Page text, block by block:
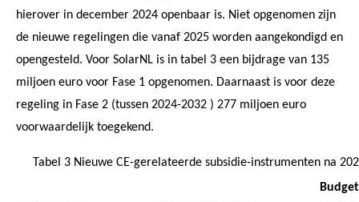
hierover in december 2024 openbaar is. Niet opgenomen zijn
de nieuwe regelingen die vanaf 2025 worden aangekondigd en
opengesteld. Voor SolarNL is in tabel 3 een bijdrage van 135
miljoen euro voor Fase 1 opgenomen. Daarnaast is voor deze
regeling in Fase 2 (tussen 2024-2032 ) 277 miljoen euro
voorwaardelijk toegekend.
Tabel 3 Nieuwe CE-gerelateerde subsidie-instrumenten na
Budget